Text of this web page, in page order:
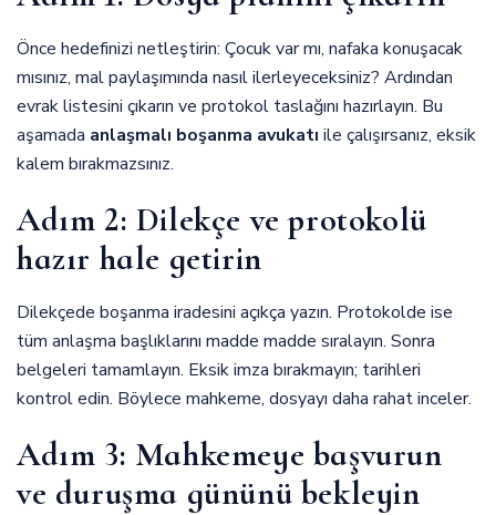
Önce hedefinizi netleştirin: Çocuk var mı, nafaka konuşacak
mısınız, mal paylaşımında nasıl ilerleyeceksiniz? Ardından
evrak listesini çıkarın ve protokol taslağını hazırlayın. Bu
aşamada anlaşmalı boşanma avukatı ile çalışırsanız, eksik
kalem bırakmazsınız.
Adım 2: Dilekçe ve protokolü
hazır hale getirin
Dilekçede boşanma iradesini açıkça yazın. Protokolde ise
tüm anlaşma başlıklarını madde madde sıralayın. Sonra
belgeleri tamamlayın. Eksik imza bırakmayın; tarihleri
kontrol edin. Böylece mahkeme, dosyayı daha rahat inceler.
Adım 3: Mahkemeye başvurun
ve duruşma gününü bekleyin